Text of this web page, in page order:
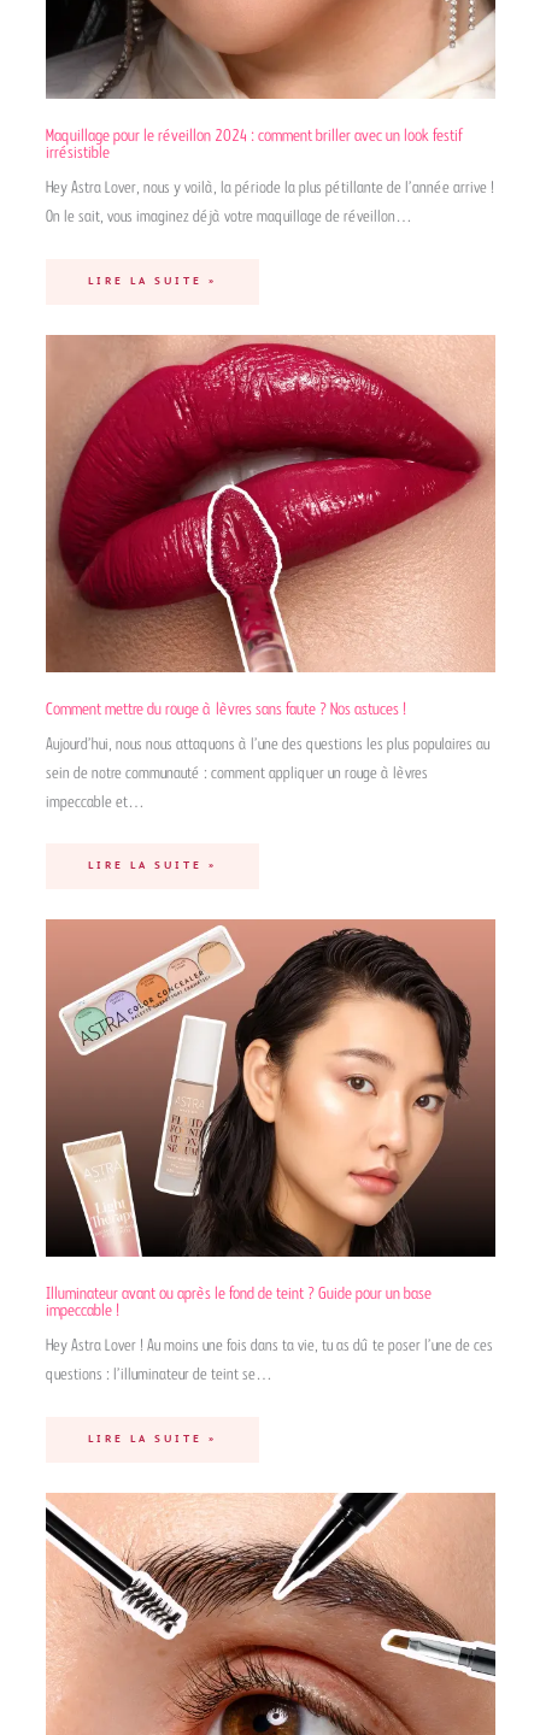
Maquillage pour le réveillon 2024 : comment briller avec un look festif
irrésistible
Hey Astra Lover, nous y voilà, la période la plus pétillante de l’année arrive !
On le sait, vous imaginez déjà votre maquillage de réveillon…
LIRE LA SUITE »
Comment mettre du rouge à lèvres sans faute ? Nos astuces !
Aujourd’hui, nous nous attaquons à l’une des questions les plus populaires au
sein de notre communauté : comment appliquer un rouge à lèvres
impeccable et…
LIRE LA SUITE »
Illuminateur avant ou après le fond de teint ? Guide pour un base
impeccable !
Hey Astra Lover ! Au moins une fois dans ta vie, tu as dû te poser l’une de ces
questions : l’illuminateur de teint se…
LIRE LA SUITE »